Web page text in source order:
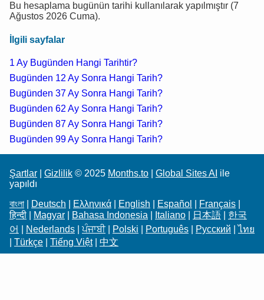
Bu hesaplama bugünün tarihi kullanılarak yapılmıştır (7
Ağustos 2026 Cuma).
İlgili sayfalar
1 Ay Bugünden Hangi Tarihtir?
Bugünden 12 Ay Sonra Hangi Tarih?
Bugünden 37 Ay Sonra Hangi Tarih?
Bugünden 62 Ay Sonra Hangi Tarih?
Bugünden 87 Ay Sonra Hangi Tarih?
Bugünden 99 Ay Sonra Hangi Tarih?
Şartlar Gizlilik © 2025 Months.to Global Sites AI ile
yapıldı
বাংলা
Deutsch Ελληνικά English Español Français
हिन्दी
Magyar Bahasa Indonesia Italiano 日本語
한국
어
Nederlands |ਪੰਜਾਬੀ| Polski Português Русский |ไทย
Türkçe Tiếng Việt| 中文